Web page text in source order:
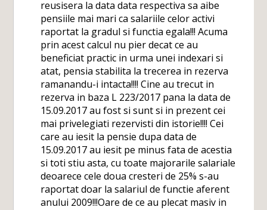
reusisera la data data respectiva sa aibe
pensiile mai mari ca salariile celor activi
raportat la gradul si functia egala!!! Acuma
prin acest calcul nu pier decat ce au
beneficiat practic in urma unei indexari si
atat, pensia stabilita la trecerea in rezerva
ramanandu-i intacta!!!! Cine au trecut in
rezerva in baza L 223/2017 pana la data de
15.09.2017 au fost si sunt si in prezent cei
mai privelegiati rezervisti din istorie!!!! Cei
care au iesit la pensie dupa data de
15.09.2017 au iesit pe minus fata de acestia
si toti stiu asta, cu toate majorarile salariale
deoarece cele doua cresteri de 25% s-au
raportat doar la salariul de functie aferent
anului 2009!!!Oare de ce au plecat masiv in